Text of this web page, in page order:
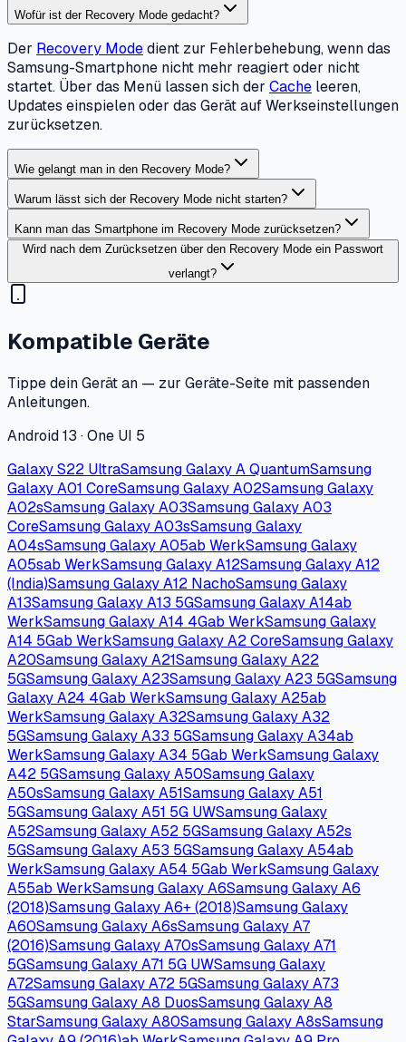
Wofür ist der Recovery Mode gedacht?
Der Recovery Modedient zur Fehlerbehebung, wenn das
Samsung-Smartphone nicht mehr reagiert oder nicht
startet. Über das Menü lassen sich der Cache leeren,
Updates einspielen oder das Gerät auf Werkseinstellungen
zurücksetzen.
Wie gelangt man in den Recovery Mode?
Warum lässt sich der Recovery Mode nicht starten?
Kann man das Smartphone im Recovery Mode zurücksetzen?
Wird nach dem Zurücksetzen über den Recovery Mode ein Passwort
verlangt?
Kompatible Geräte
Tippe dein Gerät an — zur Geräte-Seite mit passenden
Anleitungen.
Android 13 · One UI 5
Galaxy S22 UltraSamsung Galaxy A QuantumSamsung
Galaxy A01 CoreSamsung Galaxy A02Samsung Galaxy
A02sSamsung Galaxy A03Samsung Galaxy A03
CoreSamsung Galaxy A03sSamsung Galaxy
A04sSamsung Galaxy A05ab WerkSamsung Galaxy
A05sab WerkSamsung Galaxy A12Samsung Galaxy A12
(India)Samsung Galaxy A12 NachoSamsung Galaxy
A13Samsung Galaxy A13 5GSamsung Galaxy A14ab
WerkSamsung Galaxy A14 4Gab WerkSamsung Galaxy
A14 5Gab WerkSamsung Galaxy A2 CoreSamsung Galaxy
A20Samsung Galaxy A21Samsung Galaxy A22
5GSamsung Galaxy A23Samsung Galaxy A23 5GSamsung
Galaxy A24 4Gab WerkSamsung Galaxy A25ab
WerkSamsung Galaxy A32Samsung Galaxy A32
5GSamsung Galaxy A33 5GSamsung Galaxy A34ab
WerkSamsung Galaxy A34 5Gab WerkSamsung Galaxy
A42 5GSamsung Galaxy A50Samsung Galaxy
A50sSamsung Galaxy A51Samsung Galaxy A51
5GSamsung Galaxy A51 5G UWSamsung Galaxy
A52Samsung Galaxy A52 5GSamsung Galaxy A52s
5GSamsung Galaxy A53 5GSamsung Galaxy A54ab
WerkSamsung Galaxy A54 5Gab WerkSamsung Galaxy
A55ab WerkSamsung Galaxy A6Samsung Galaxy A6
(2018)Samsung Galaxy A6+ (2018)Samsung Galaxy
A60Samsung Galaxy A6sSamsung Galaxy A7
(2016)Samsung Galaxy A70sSamsung Galaxy A71
5GSamsung Galaxy A71 5G UWSamsung Galaxy
A72Samsung Galaxy A72 5GSamsung Galaxy A73
5GSamsung Galaxy A8 DuosSamsung Galaxy A8
StarSamsung Galaxy A80Samsung Galaxy A8sSamsung